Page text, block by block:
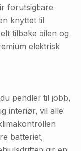
forutsigbare
knyttet til
tilbake bilen og
elektrisk
pendler til jobb,
interiør, vil alle
batteriet,